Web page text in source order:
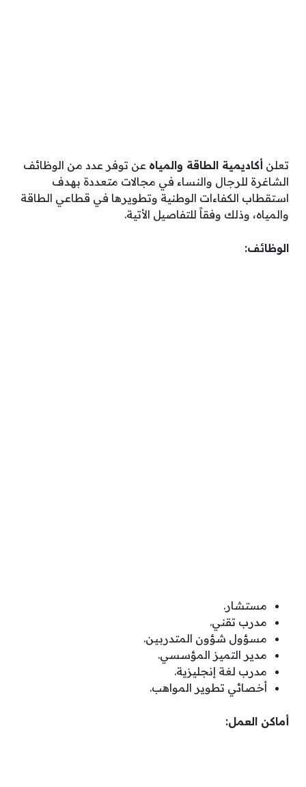
تعلن أكاديمية الطاقة والمياه عن توفر عدد من الوظائف
الشاغرة للرجال والنساء في مجالات متعددة بهدف
استقطاب الكفاءات الوطنية وتطويرها في قطاعي الطاقة
والمياه، وذلك وفقاً للتفاصيل الأتية.
الوظائف:
مستشار.
مدرب تقني.
مسؤول شؤون المتدربين.
مدير التميز المؤسسي.
مدرب لغة إنجليزية.
أخصائي تطوير المواهب.
أماكن العمل: